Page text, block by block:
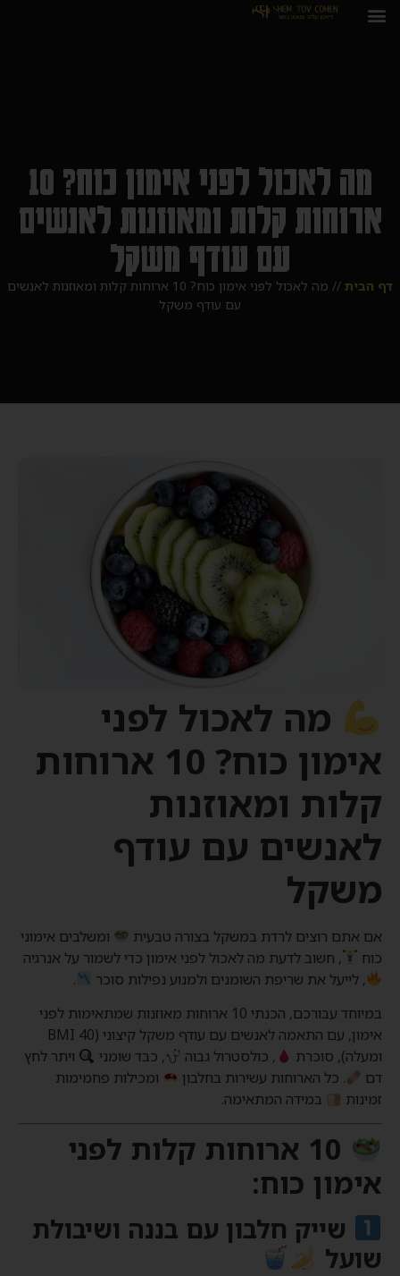
מה לאכול לפני אימון כוח? 10
ארוחות קלות ומאוזנות לאנשים
עם עודף משקל
דף הבית //
מה לאכול לפני אימון כוח? 10 ארוחות קלות ומאוזנות לאנשים
עם עודף משקל
מה לאכול לפני
אימון כוח? 10 ארוחות
קלות ומאוזנות
לאנשים עם עודף
משקל
אם אתם רוצים לרדת במשקל בצורה טבעית
ומשלבים אימוני
כוח
, חשוב לדעת מה לאכול לפני אימון כדי לשמור על אנרגיה
, לייעל את שריפת השומנים ולמנוע נפילות סוכר
.
במיוחד עבורכם, הכנתי 10 ארוחות מאוזנות שמתאימות לפני
אימון, עם התאמה לאנשים עם עודף משקל קיצוני (BMI 40
ומעלה), סוכרת
, כולסטרול גבוה , כבד שומני
ויתר לחץ
דם
. כל הארוחות עשירות בחלבון
ומכילות פחמימות
זמינות
במידה המתאימה.
10 ארוחות קלות לפני
אימון כוח:
שייק חלבון עם בננה ושיבולת
שועל